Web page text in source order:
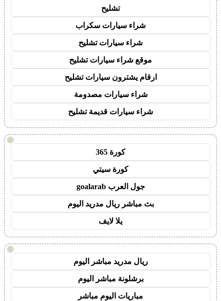
تشليح
شراء سيارات سكراب
شراء سيارات تشليح
موقع شراء سيارات تشليح
ارقام يشترون سيارات تشليح
شراء سيارات مصدومة
شراء سيارات قديمة تشليح
!
كورة 365
كورة سيتي
جول العرب goalarab
بث مباشر ريال مدريد اليوم
يلا لايف
!
ريال مدريد مباشر اليوم
برشلونة مباشر اليوم
مباريات اليوم مباشر